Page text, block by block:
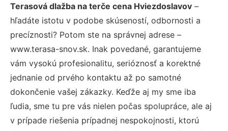
Terasová dlažba na terče cena Hviezdoslavov –
hľadáte istotu v podobe skúseností, odbornosti a
precíznosti? Potom ste na správnej adrese –
www.terasa-snov.sk. Inak povedané, garantujeme
vám vysokú profesionalitu, serióznosť a korektné
jednanie od prvého kontaktu až po samotné
dokončenie vašej zákazky. Keďže aj my sme iba
ľudia, sme tu pre vás nielen počas spolupráce, ale aj
v prípade riešenia prípadnej nespokojnosti, ktorú